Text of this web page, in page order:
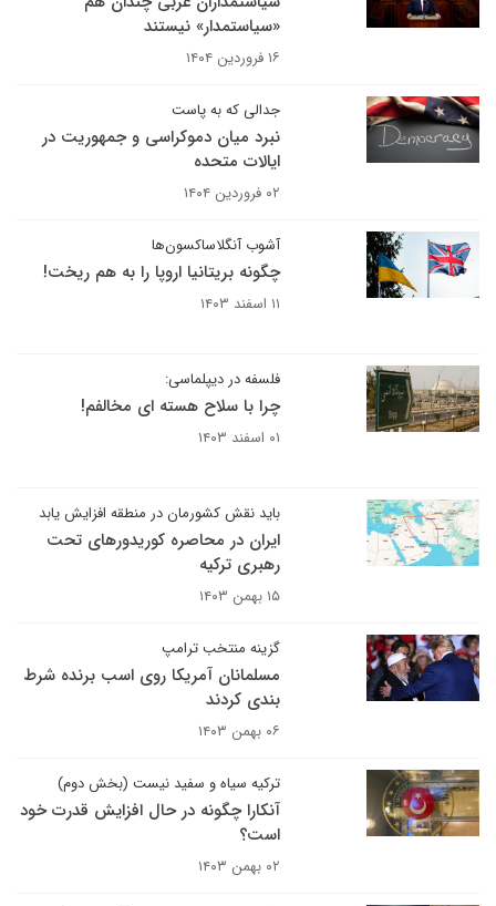
«سیاستمدار» نیستند
۱۶ فروردین ۱۴۰۴
جدالی که به پاست
نبرد میان دموکراسی و جمهوریت در
ایالات متحده
۰۲ فروردین ۱۴۰۴
آشوب آنگلاساکسون‌ها
چگونه بریتانیا اروپا را به هم ریخت!
۱۱ اسفند ۱۴۰۳
فلسفه در دیپلماسی:
چرا با سلاح هسته ای مخالفم!
۰۱ اسفند ۱۴۰۳
باید نقش کشورمان در منطقه افزایش یابد
ایران در محاصره کوریدورهای تحت
رهبری ترکیه
۱۵ بهمن ۱۴۰۳
گزینه منتخب ترامپ
مسلمانان آمریکا روی اسب برنده شرط
بندی کردند
۰۶ بهمن ۱۴۰۳
ترکیه سیاه و سفید نیست (بخش دوم)
آنکارا چگونه در حال افزایش قدرت خود
است؟
۰۲ بهمن ۱۴۰۳